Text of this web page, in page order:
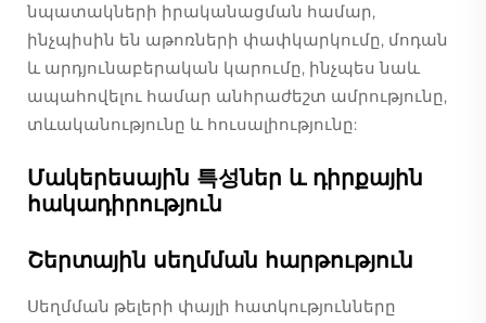
նպատակների իրականացման համար,
ինչպիսին են աթոռների փափկարկումը, մոդան
և արդյունաբերական կարումը, ինչպես նաև
ապահովելու համար անհրաժեշտ ամրությունը,
տևականությունը և հուսալիությունը:
Մակերեսային 특성ներ և դիրքային
հակադիրություն
Շերտային սեղմման հարթություն
Սեղմման թելերի փայլի հատկությունները